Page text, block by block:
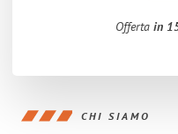
Offerta in
CHI SIAMO